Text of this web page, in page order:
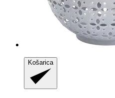
Košarica